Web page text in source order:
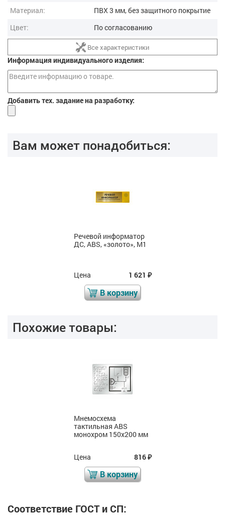
Материал:
ПВХ 3 мм, без защитного покрытие
Цвет:
По согласованию
Все характеристики
Информация индивидуального изделия:
Добавить тех. задание на разработку:
Вам может понадобиться:
Речевой информатор
ДС, ABS, «золото», М1
Цена 1 621 ₽
В корзину
Похожие товары:
Мнемосхема
тактильная ABS
монохром 150х200 мм
Цена 816₽
В корзину
Соответствие ГОСТ и СП: